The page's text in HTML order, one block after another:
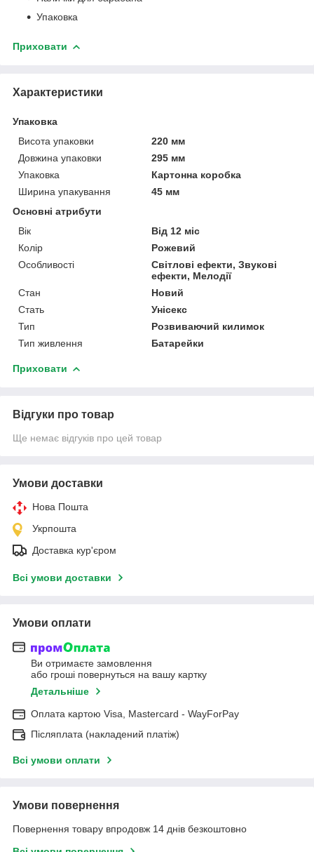
Упаковка
Приховати
Характеристики
Упаковка
Висота упаковки
220 мм
Довжина упаковки
295 мм
Упаковка
Картонна коробка
Ширина упакування
45 мм
Основні атрибути
Вік
Від 12 міс
Колір
Рожевий
Особливості
Світлові ефекти, Звукові
ефекти, Мелодії
Стан
Новий
Стать
Унісекс
Тип
Розвиваючий килимок
Тип живлення
Батарейки
Приховати
Відгуки про товар
Ще немає відгуків про цей товар
Умови доставки
Нова Пошта
Укрпошта
Доставка кур'єром
Всі умови доставки
Умови оплати
Ви отримаєте замовлення
або гроші повернуться на вашу картку
Детальніше
Оплата картою Visa, Mastercard - WayForPay
Післяплата (накладений платіж)
Всі умови оплати
Умови повернення
Повернення товару впродовж 14 днів безкоштовно